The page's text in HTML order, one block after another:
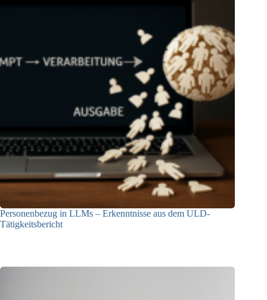
Personenbezug in LLMs – Erkenntnisse aus dem ULD-
Tätigkeitsbericht